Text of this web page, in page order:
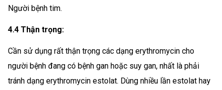
Người bệnh tim.
4.4 Thận trọng:
Cần sử dụng rất thận trọng các dạng erythromycin cho
người bệnh đang có bệnh gan hoặc suy gan, nhất là phải
tránh dạng erythromycin estolat. Dùng nhiều lần estolat hay